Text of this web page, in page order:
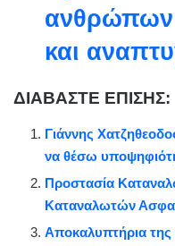
ανθρώπων
και
ΔΙΑΒΑΣΤΕ ΕΠΙΣΗΣ:
Γιάννης
να θέσω
Προστασία
Καταναλωτών
Αποκαλυπτήρια